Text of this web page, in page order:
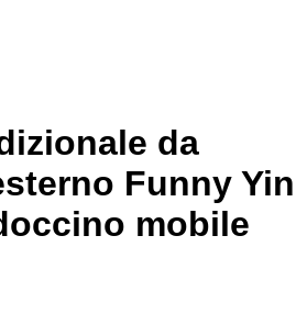
da
Funny Yin
mobile